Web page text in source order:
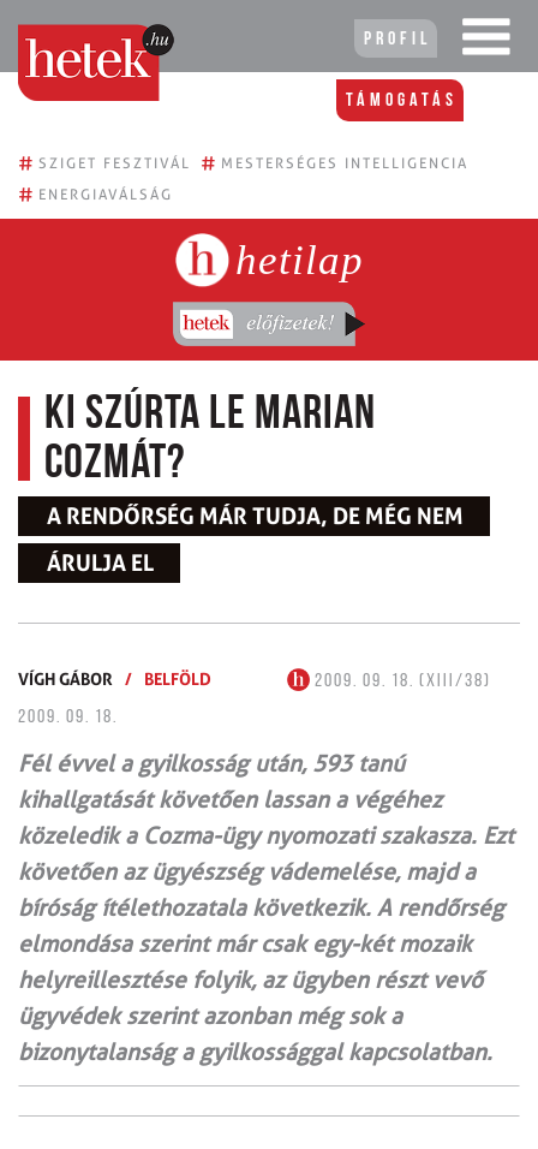
Profil
Támogatás
# SZIGET FESZTIVÁL # MESTERSÉGES INTELLIGENCIA
# ENERGIAVÁLSÁG
hetilap
Ki szúrta le Marian
Cozmát?
A RENDŐRSÉG MÁR TUDJA, DE MÉG NEM
ÁRULJA EL
VÍGH GÁBOR / BELFÖLD
2009. 09. 18. (XIII/38)
2009. 09. 18.
Fél évvel a gyilkosság után, 593 tanú
kihallgatását követően lassan a végéhez
közeledik a Cozma-ügy nyomozati szakasza. Ezt
követően az ügyészség vádemelése, majd a
bíróság ítélethozatala következik. A rendőrség
elmondása szerint már csak egy-két mozaik
helyreillesztése folyik, az ügyben részt vevő
ügyvédek szerint azonban még sok a
bizonytalanság a gyilkossággal kapcsolatban.